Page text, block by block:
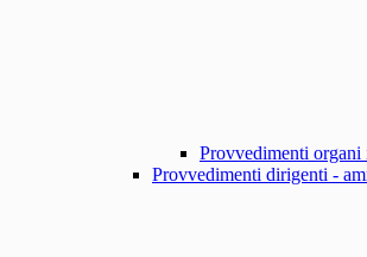
Provvedimenti
Provvedimenti dirigenti -